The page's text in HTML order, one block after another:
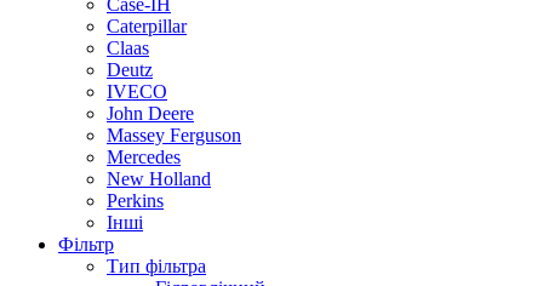
Case-IH
Caterpillar
Claas
Deutz
IVECO
John Deere
Massey Ferguson
Mercedes
New Holland
Perkins
Інші
Фільтр
Тип фільтра